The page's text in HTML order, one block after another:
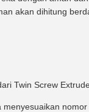
akan dihitung
Twin Screw
menyesuaikan